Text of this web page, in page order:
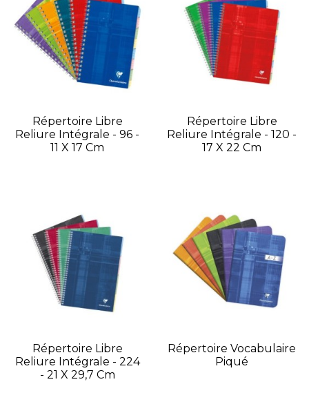
Répertoire Libre
Reliure Intégrale - 96 -
11 X 17 Cm
Répertoire Libre
Reliure Intégrale - 120 -
17 X 22 Cm
Répertoire Libre
Reliure Intégrale - 224
- 21 X 29,7 Cm
Répertoire Vocabulaire
Piqué